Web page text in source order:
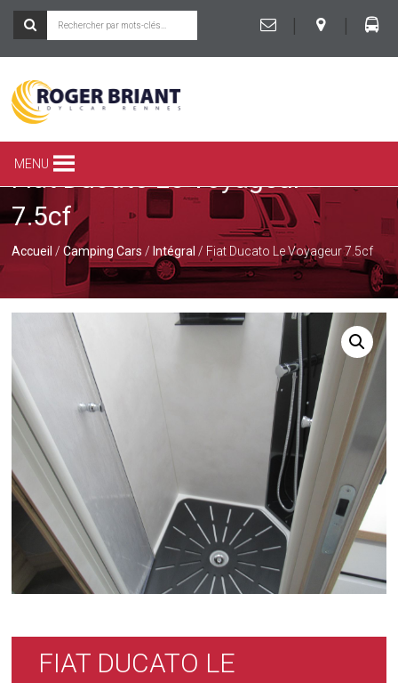
|
|
ROGER
BRIANT
SPÉCIALISTE
CAR
DE
CARAVANE
À
RENNES
MENU
Fiat Ducato Le Voyageur
7.5cf
Accueil /Camping Cars / Intégral / Fiat Ducato Le Voyageur 7.5cf
FIAT DUCATO LE